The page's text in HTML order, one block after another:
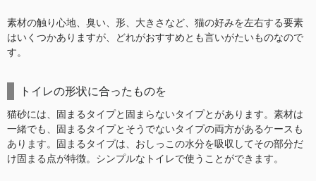
素材の触り心地、臭い、形、大きさなど、猫の好みを左右する要素
はいくつかありますが、どれがおすすめとも言いがたいものなので
す。
トイレの形状に合ったものを
猫砂には、固まるタイプと固まらないタイプとがあります。素材は
一緒でも、固まるタイプとそうでないタイプの両方があるケースも
あります。固まるタイプは、おしっこの水分を吸収してその部分だ
け固まる点が特徴。シンプルなトイレで使うことができます。